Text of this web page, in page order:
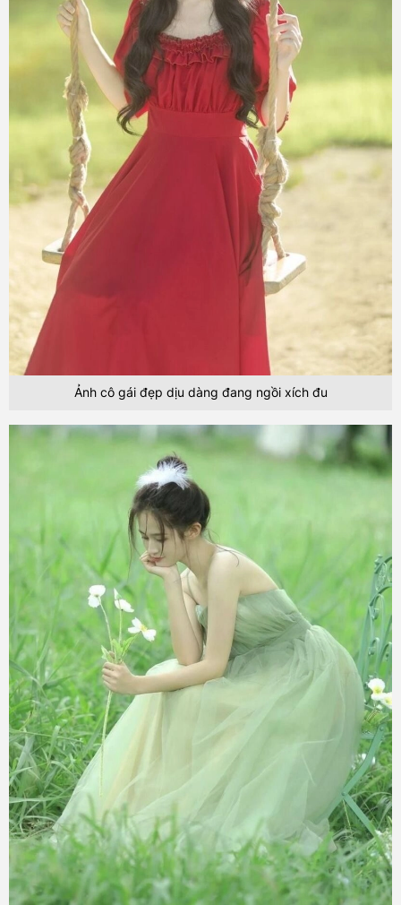
Ảnh cô gái đẹp dịu dàng đang ngồi xích đu